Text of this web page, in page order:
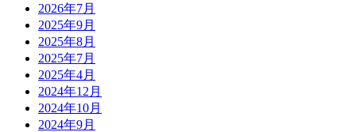
2026年7月
2025年9月
2025年8月
2025年7月
2025年4月
2024年12月
2024年10月
2024年9月